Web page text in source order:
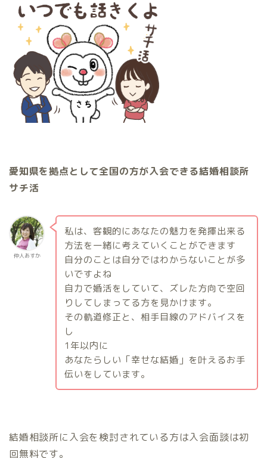
愛知県を拠点として全国の方が入会できる結婚相談所
サチ活
仲人あすか
私は、客観的にあなたの魅力を発揮出来る
方法を一緒に考えていくことができます
自分のことは自分ではわからないことが多
いですよね
自力で婚活をしていて、ズレた方向で空回
りしてしまってる方を見かけます。
その軌道修正と、相手目線のアドバイスを
し
1 年以内に
あなたらしい「幸せな結婚」を叶えるお手
伝いをしています。
結婚相談所に入会を検討されている方は入会面談は初
回無料です。